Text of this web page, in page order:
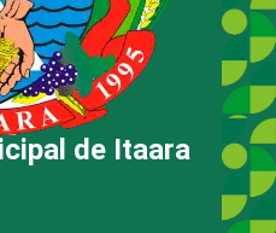
de Itaara